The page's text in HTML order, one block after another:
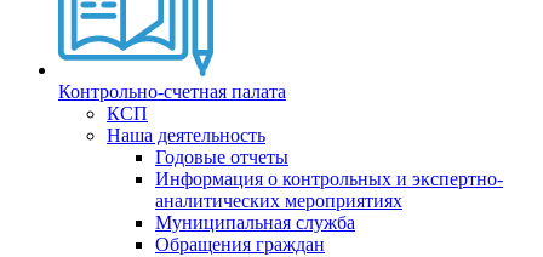
Контрольно-счетная палата
КСП
Наша деятельность
Годовые отчеты
Информация о контрольных и экспертно-
аналитических мероприятиях
Муниципальная служба
Обращения граждан